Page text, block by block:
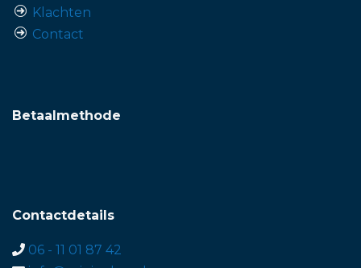
Klachten
Contact
Betaalmethode
Contactdetails
06 - 11 01 87 42